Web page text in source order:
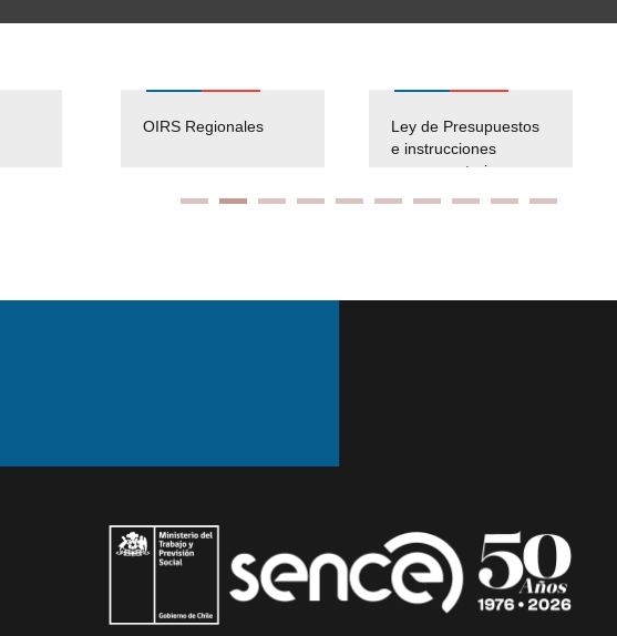
y
OIRS Regionales
Ley de Presupuestos
e instrucciones
presuspuetarias